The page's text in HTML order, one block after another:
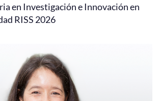
en Investigación e Innovación en
RISS 2026